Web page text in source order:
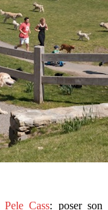
Pele Cass: poser son